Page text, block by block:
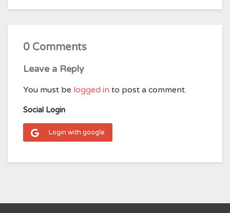
0 Comments
Leave a Reply
You must be logged in to post a comment.
Social Login
Login with google